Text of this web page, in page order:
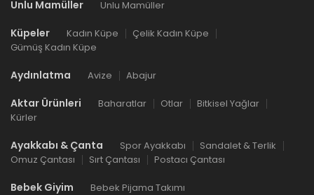
Unlu Mamüller Unlu Mamüller
Küpeler Kadın Küpe
Çelik Kadın Küpe
Gümüş Kadın Küpe
Aydınlatma Avize Abajur
Aktar Ürünleri Baharatlar Otlar
Bitkisel Yağlar
Kürler
Ayakkabı & Çanta Spor Ayakkabı
Sandalet & Terlik
Omuz Çantası
Sırt Çantası Postacı Çantası
Bebek Giyim Bebek Pijama Takımı